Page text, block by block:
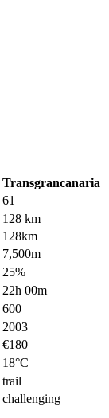
Transgrancanaria
61
128 km
128km
7,500m
25%
22h 00m
600
2003
€180
18°C
trail
challenging